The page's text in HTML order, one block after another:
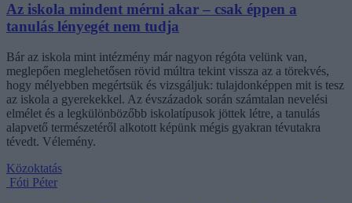
Az iskola mindent mérni akar – csak éppen a
tanulás lényegét nem tudja
Bár az iskola mint intézmény már nagyon régóta velünk van,
meglepően meglehetősen rövid múltra tekint vissza az a törekvés,
hogy mélyebben megértsük és vizsgáljuk: tulajdonképpen mit is tesz
az iskola a gyerekekkel. Az évszázadok során számtalan nevelési
elmélet és a legkülönbözőbb iskolatípusok jöttek létre, a tanulás
alapvető természetéről alkotott képünk mégis gyakran tévutakra
tévedt. Vélemény.
Közoktatás
Fóti Péter